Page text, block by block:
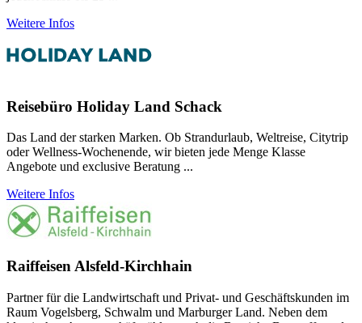
Weitere Infos
Reisebüro Holiday Land Schack
Das Land der starken Marken. Ob Strandurlaub, Weltreise, Citytrip
oder Wellness-Wochenende, wir bieten jede Menge Klasse
Angebote und exclusive Beratung ...
Weitere Infos
Raiffeisen Alsfeld-Kirchhain
Partner für die Landwirtschaft und Privat- und Geschäftskunden im
Raum Vogelsberg, Schwalm und Marburger Land. Neben dem